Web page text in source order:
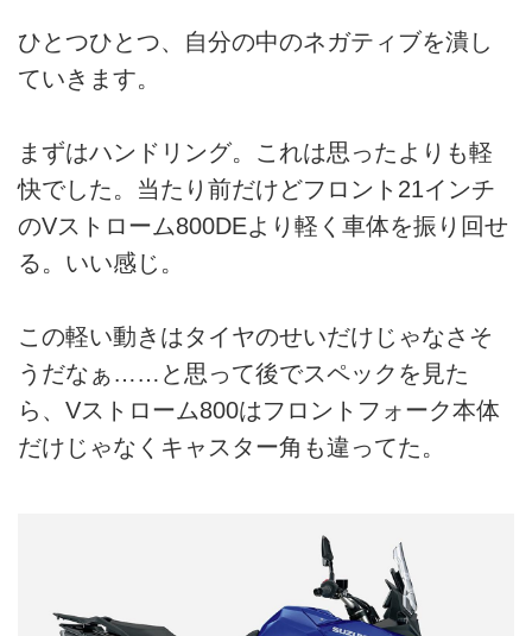
ひとつひとつ、自分の中のネガティブを潰し
ていきます。
まずはハンドリング。これは思ったよりも軽
快でした。当たり前だけどフロント21インチ
のVストローム800DEより軽く車体を振り回せ
る。いい感じ。
この軽い動きはタイヤのせいだけじゃなさそ
うだなぁ……と思って後でスペックを見た
ら、Vストローム800はフロントフォーク本体
だけじゃなくキャスター角も違ってた。